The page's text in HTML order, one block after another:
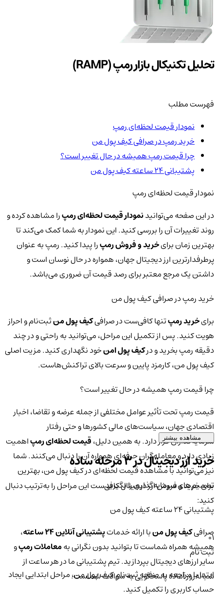
تحلیل تکنیکال بازار رمپ (RAMP)
فهرست مطلب
نمودار قیمت لحظه‌ای رمپ
خرید رمپ در صرافی کیف پول من
چرا قیمت رمپ همیشه در حال تغییر است؟
پشتیبانی ۲۴ ساعته کیف پول من
نمودار قیمت لحظه‌ای رمپ
در این صفحه می‌توانیدنمودار قیمت لحظه‌ای رمپرا مشاهده کرده و
روند تغییرات آن را بررسی کنید. این نمودار به شما کمک می‌کند تا
بهترین زمان برایخرید و فروش رمپرا پیدا کنید. رمپ به عنوان
پرطرفدارترین ارز دیجیتال جهان، همواره در حال نوسان است و
داشتن یک مرجع معتبر برای رصد قیمت آن ضروری می‌باشد.
خرید رمپ در صرافی کیف پول من
برایخرید رمپتنها کافی‌ست در صرافیکیف پول منثبت‌نام و احراز
هویت کنید. پس از تکمیل این مراحل، می‌توانید به راحتی و در چند
دقیقه رمپ بخرید و درکیف پول امنخود نگهداری کنید. مزیت اصلی
کیف پول من، کارمزد پایین و سرعت بالای تراکنش‌هاست.
چرا قیمت رمپ همیشه در حال تغییر است؟
قیمت رمپ تحت تأثیر عوامل مختلفی از جمله عرضه و تقاضا، اخبار
اقتصادی جهان، سیاست‌های مالی کشورها و حتی رفتار
سرمایه‌گذاران قرار دارد. به همین دلیل،قیمت لحظه‌ای رمپاهمیت
زیادی دارد و معامله‌گران حرفه‌ای همواره آن را دنبال می‌کنند. شما
نیز می‌توانید با مشاهده قیمت لحظه‌ای در کیف پول من، بهترین
تصمیم‌های سرمایه‌گذاری را بگیرید.
پشتیبانی ۲۴ ساعته کیف پول من
صرافیکیف پول منبا ارائه خدماتپشتیبانی آنلاین ۲۴ ساعته
،
همیشه همراه شماست تا بتوانید بدون نگرانی بهمعاملات رمپو
سایر ارزهای دیجیتال بپردازید. تیم پشتیبانی ما در هر ساعت از
شبانه‌روز آماده پاسخگویی به سوالات شماست.
مشاهده بیشتر
خرید ارز دیجیتال در 3 مرحله ساده
برای خرید و فروش ارز دیجیتال کافی‌ست این مراحل را به‌ترتیب دنبال
کنید:
01
ثبت نام
ابتدا با مراجعه به صفحه ثبت‌نام کیف‌ پول من، مراحل ابتدایی ایجاد
حساب کاربری را تکمیل کنید.